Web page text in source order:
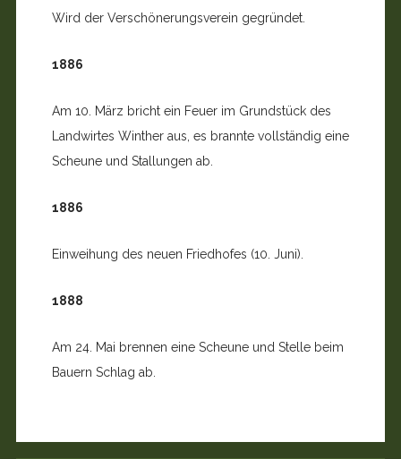
Wird der Verschönerungsverein gegründet.
1886
Am 10. März bricht ein Feuer im Grundstück des
Landwirtes Winther aus, es brannte vollständig eine
Scheune und Stallungen ab.
1886
Einweihung des neuen Friedhofes (10. Juni).
1888
Am 24. Mai brennen eine Scheune und Stelle beim
Bauern Schlag ab.